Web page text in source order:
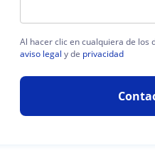
Al hacer clic en cualquiera de los
aviso legal y de privacidad